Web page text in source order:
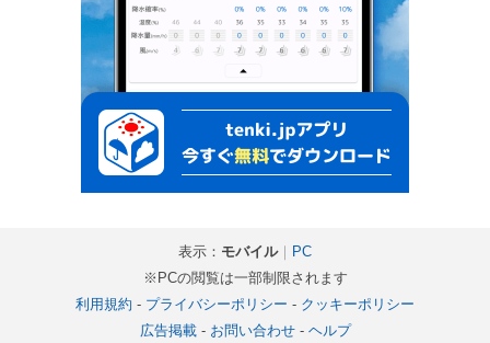
表示： モバイル｜ PC
※PCの閲覧は一部制限されます
利用規約 - プライバシーポリシー - クッキーポリシー
広告掲載- お問い合わせ- ヘルプ